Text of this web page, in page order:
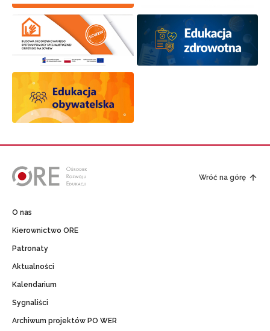
Wróć na górę
O nas
Kierownictwo ORE
Patronaty
Aktualności
Kalendarium
Sygnaliści
Archiwum projektów PO WER